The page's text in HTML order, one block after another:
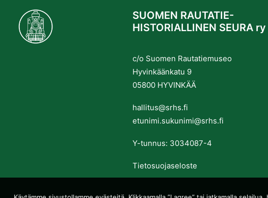
SUOMEN RAUTATIE-
HISTORIALLINEN SEURA ry
c/o Suomen Rautatiemuseo
Hyvinkäänkatu 9
05800 HYVINKÄÄ
hallitus@srhs.fi
etunimi.sukunimi@srhs.fi
Y-tunnus: 3034087-4
Tietosuojaseloste